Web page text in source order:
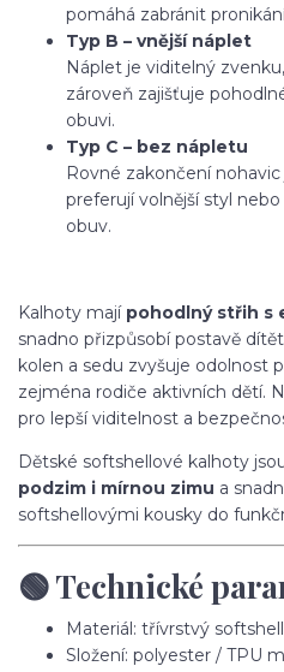
pomáhá zabránit
Typ B – vnější náplet
Náplet je viditelný
zároveň zajišťuje
obuvi.
Typ C – bez nápletu
Rovné zakončení
preferují volnější styl
obuv.
Kalhoty mají pohodlný střih s
snadno přizpůsobí postavě
kolen a sedu zvyšuje odolnost
zejména rodiče aktivních dětí.
pro lepší viditelnost a
Dětské softshellové kalhoty
podzim i mírnou zimu a
softshellovými kousky do
🟢 Technické
Materiál: třívrstvý softshell
Složení: polyester / TPU